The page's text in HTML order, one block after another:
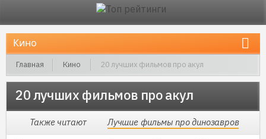
Главная Кино 20 лучших фильмов про акул
20 лучших фильмов про акул
Также читают Лучшие фильмы про динозавров